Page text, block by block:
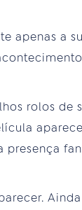
apenas a
rolos de